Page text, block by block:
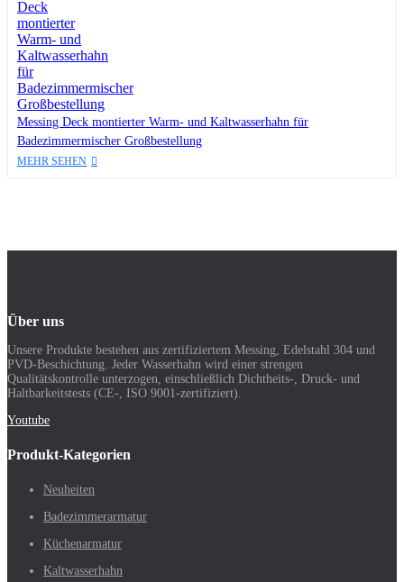
Messing Deck montierter Warm- und Kaltwasserhahn für
Badezimmermischer Großbestellung
MEHR SEHEN
Über uns
Unsere Produkte bestehen aus zertifiziertem Messing, Edelstahl 304 und
PVD-Beschichtung. Jeder Wasserhahn wird einer strengen
Qualitätskontrolle unterzogen, einschließlich Dichtheits-, Druck- und
Haltbarkeitstests (CE-, ISO 9001-zertifiziert).
Youtube
Produkt-Kategorien
Neuheiten
Badezimmerarmatur
Küchenarmatur
Kaltwasserhahn